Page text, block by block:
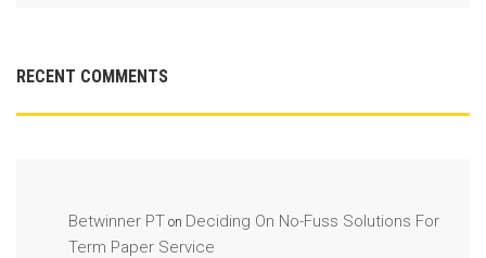
RECENT COMMENTS
Betwinner PT on Deciding On No-Fuss Solutions For
Term Paper Service